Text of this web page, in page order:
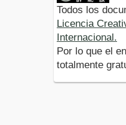
Todos los
Licencia
Internacional.
Por lo que el
totalmente